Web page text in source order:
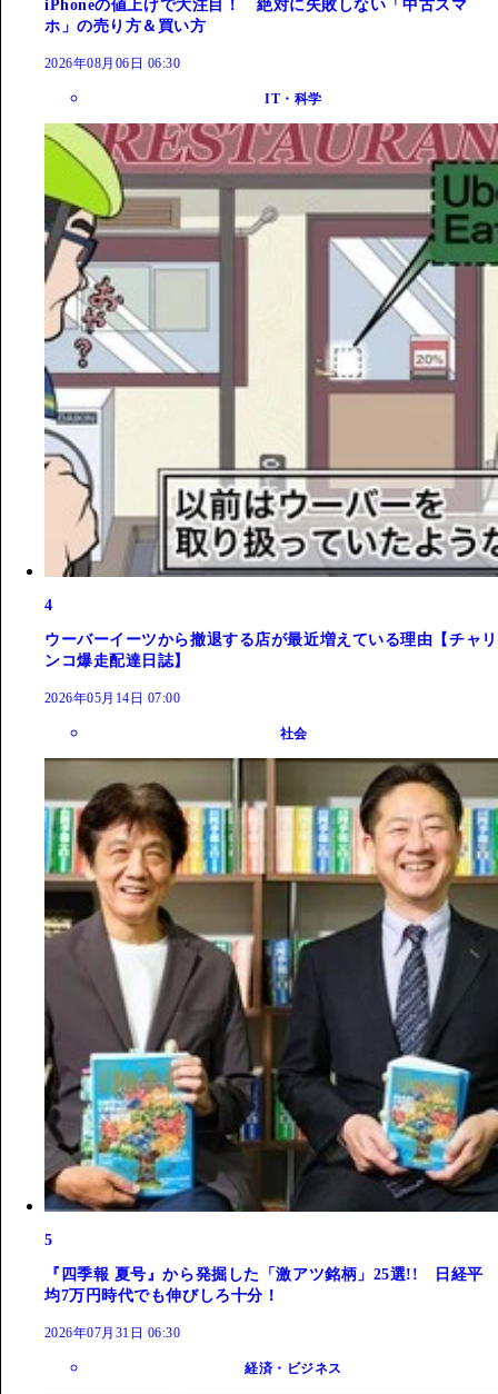
iPhoneの値上げで大注目！ 絶対に失敗しない「中古スマ
ホ」の売り方＆買い方
2026年08月06日 06:30
IT・科学
4
ウーバーイーツから撤退する店が最近増えている理由【チャリ
ンコ爆走配達日誌】
2026年05月14日 07:00
社会
5
『四季報 夏号』から発掘した「激アツ銘柄」25選!! 日経平
均7万円時代でも伸びしろ十分！
2026年07月31日 06:30
経済・ビジネス